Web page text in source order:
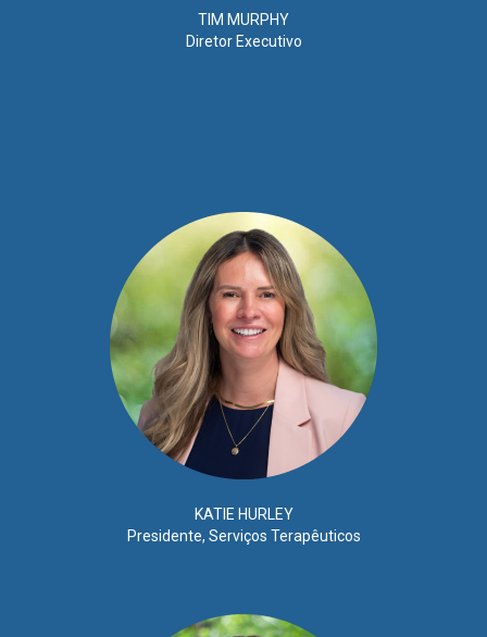
TIM MURPHY
Diretor Executivo
KATIE HURLEY
Presidente, Serviços Terapêuticos